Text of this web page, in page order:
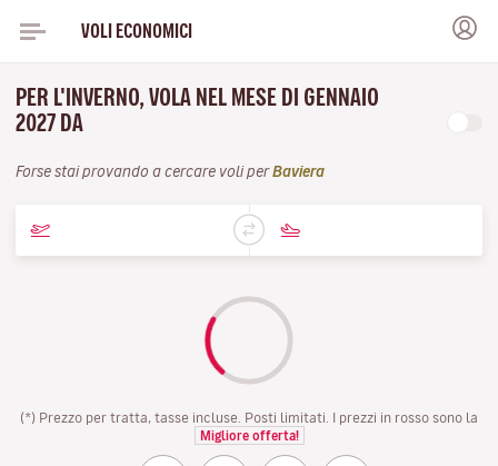
VOLI ECONOMICI
PER L'INVERNO, VOLA NEL MESE DI GENNAIO
2027 DA
Forse stai provando a cercare voli perBaviera
(*) Prezzo per tratta, tasse incluse. Posti limitati. I prezzi in rosso sono la
Migliore offerta!